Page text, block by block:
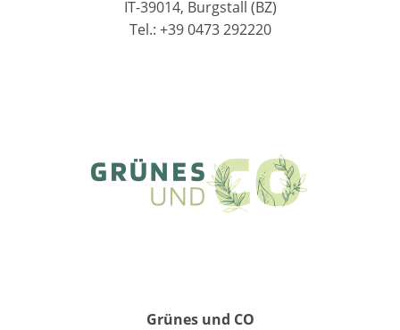
IT-39014, Burgstall (BZ)
Tel.: +39 0473 292220
Grünes und CO